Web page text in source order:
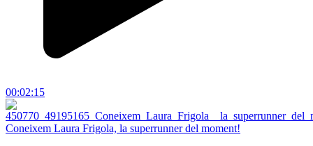
00:02:15
Coneixem Laura Frigola, la superrunner del moment!